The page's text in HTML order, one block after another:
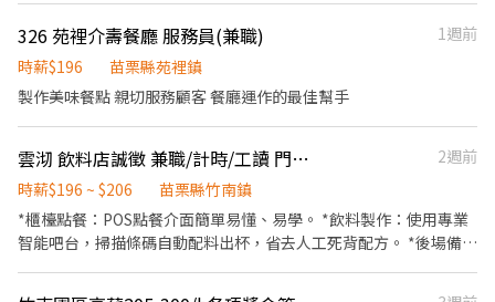
護作業 一天會跑2-4間鄰近門市，跑點距離約 10 公里內 （也可能會
需要到有人店支援理貨） 必須自備機車🛵
~*~*~*~*~*~*~*~*~*~*~*~*~*~*~*~*~*~ 📌【上班班別＆排班說
到班 ☑︎夜班：23:30-03:30 ______ 跑點範圍會擴大至16Km ⭐ 會依
情況排班，不一定會做滿整個時段 ⭐ 實際工時通常是 2 - 4小時，無
可能會延長工時做調整 ~*~*~*~*~*~*~*~*~*~*~*~*~*~*~*~*~*~
📅 每週排班制 ☑︎ 平日：每週至少配合 3 - 4 天 ☑︎ 假日：每週至少配
合 1 天 ~*~*~*~*~*~*~*~*~*~*~*~*~*~*~*~*~*~ 📌【薪資計算】
326 苑裡介壽餐廳 服務員(兼職)
1週前
時薪$196
苗栗縣苑裡鎮
製作美味餐點 親切服務顧客 餐廳運作的最佳幫手
雲沏 飲料店誠徵 兼職/計時/工讀 門市人員
2週前
時薪$196 ~ $206
苗栗縣竹南鎮
*櫃檯點餐：POS點餐介面簡單易懂、易學。 *飲料製作：使用專業
智能吧台，掃描條碼自動配料出杯，省去人工死背配方。 *後場備